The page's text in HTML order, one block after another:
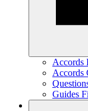
Accords
Accords
Guides